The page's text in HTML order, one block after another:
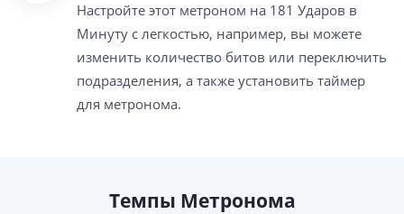
Настройте этот метроном на 181 Ударов в
Минуту с легкостью, например, вы можете
изменить количество битов или переключить
подразделения, а также установить таймер
для метронома.
Темпы Метронома